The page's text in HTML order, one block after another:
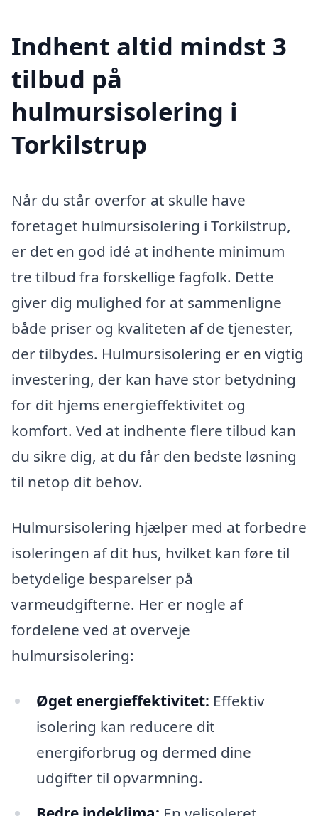
Indhent altid mindst 3
tilbud på
hulmursisolering i
Torkilstrup
Når du står overfor at skulle have
foretaget hulmursisolering i Torkilstrup,
er det en god idé at indhente minimum
tre tilbud fra forskellige fagfolk. Dette
giver dig mulighed for at sammenligne
både priser og kvaliteten af de tjenester,
der tilbydes. Hulmursisolering er en vigtig
investering, der kan have stor betydning
for dit hjems energieffektivitet og
komfort. Ved at indhente flere tilbud kan
du sikre dig, at du får den bedste løsning
til netop dit behov.
Hulmursisolering hjælper med at forbedre
isoleringen af dit hus, hvilket kan føre til
betydelige besparelser på
varmeudgifterne. Her er nogle af
fordelene ved at overveje
hulmursisolering:
Øget energieffektivitet: Effektiv
isolering kan reducere dit
energiforbrug og dermed dine
udgifter til opvarmning.